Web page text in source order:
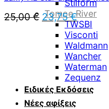
Stilform
Tomoe River
TWSBI
Visconti
Waldmann
Wancher
Waterman
Zequenz
Ειδικές Εκδόσεις
Νέες αφίξεις
25,00€ Original
price
was:
25,00 €.
23,75€Η
τρέχουσα
τιμή
είναι:
23,75 €.